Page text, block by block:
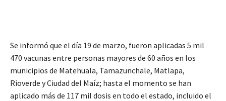
Se informó que el día 19 de marzo, fueron aplicadas 5 mil
470 vacunas entre personas mayores de 60 años en los
municipios de Matehuala, Tamazunchale, Matlapa,
Rioverde y Ciudad del Maíz; hasta el momento se han
aplicado más de 117 mil dosis en todo el estado, incluido el